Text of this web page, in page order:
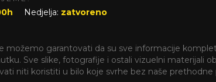
Nedjelja: zatvoreno
garantovati da su sve informacije
Sve slike, fotografije i ostali vizuelni materijali
niti koristiti u bilo koje svrhe bez naše prethodne